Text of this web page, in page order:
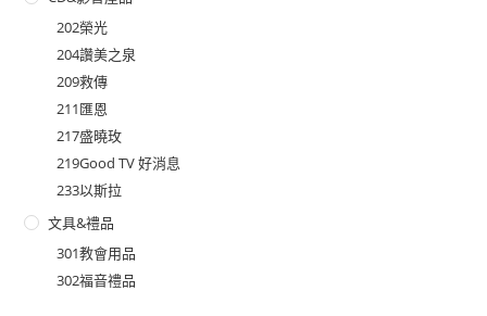
202榮光
204讚美之泉
209救傳
211匯恩
217盛曉玫
219Good TV 好消息
233以斯拉
文具&禮品
301教會用品
302福音禮品